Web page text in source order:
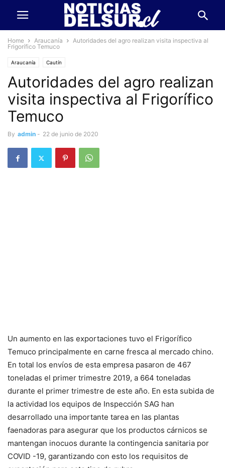
Home Araucanía
Autoridades del agro realizan visita inspectiva al
Frigorífico Temuco
Araucanía Cautín
Autoridades del agro realizan
visita inspectiva al Frigorífico
Temuco
By admin - 22 de junio de 2020
Un aumento en las exportaciones tuvo el Frigorífico
Temuco principalmente en carne fresca al mercado chino.
En total los envíos de esta empresa pasaron de 467
toneladas el primer trimestre 2019, a 664 toneladas
durante el primer trimestre de este año. En esta subida de
la actividad los equipos de Inspección SAG han
desarrollado una importante tarea en las plantas
faenadoras para asegurar que los productos cárnicos se
mantengan inocuos durante la contingencia sanitaria por
COVID -19, garantizando con esto los requisitos de